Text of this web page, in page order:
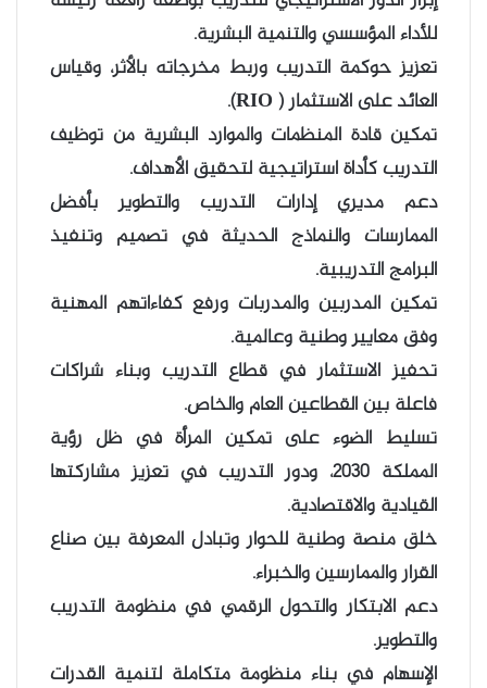
للأداء المؤسسي والتنمية البشرية.
تعزيز حوكمة التدريب وربط مخرجاته بالأثر، وقياس
العائد على الاستثمار ( RIO).
تمكين قادة المنظمات والموارد البشرية من توظيف
التدريب كأداة استراتيجية لتحقيق الأهداف.
دعم مديري إدارات التدريب والتطوير بأفضل
الممارسات والنماذج الحديثة في تصميم وتنفيذ
البرامج التدريبية.
تمكين المدربين والمدربات ورفع كفاءاتهم المهنية
وفق معايير وطنية وعالمية.
تحفيز الاستثمار في قطاع التدريب وبناء شراكات
فاعلة بين القطاعين العام والخاص.
تسليط الضوء على تمكين المرأة في ظل رؤية
المملكة ٢٠٣٠، ودور التدريب في تعزيز مشاركتها
القيادية والاقتصادية.
خلق منصة وطنية للحوار وتبادل المعرفة بين صناع
القرار والممارسين والخبراء.
دعم الابتكار والتحول الرقمي في منظومة التدريب
والتطوير.
الإسهام في بناء منظومة متكاملة لتنمية القدرات